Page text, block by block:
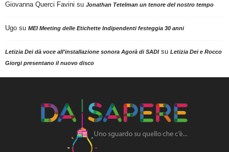
Giovanna Querci Favini su Jonathan Tetelman un tenore del nostro tempo
Ugo su MEI Meeting delle Etichette Indipendenti festeggia 30 anni
Letizia Dei dà voce all'installazione sonora Agorà di SADIsu Letizia Dei e Rocco
Giorgi presentano il nuovo disco